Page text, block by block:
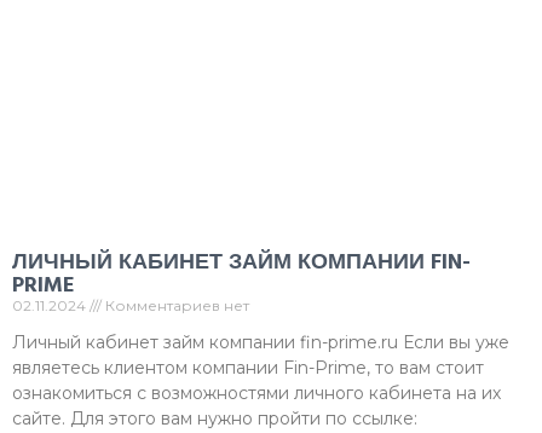
ЛИЧНЫЙ КАБИНЕТ ЗАЙМ КОМПАНИИ FIN-
PRIME
02.11.2024 Комментариев нет
Личный кабинет займ компании fin-prime.ru Если вы уже
являетесь клиентом компании Fin-Prime, то вам стоит
ознакомиться с возможностями личного кабинета на их
сайте. Для этого вам нужно пройти по ссылке: